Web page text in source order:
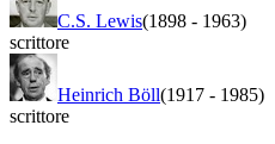
C.S. Lewis(1898 - 1963)
scrittore
Heinrich Böll(1917 - 1985)
scrittore